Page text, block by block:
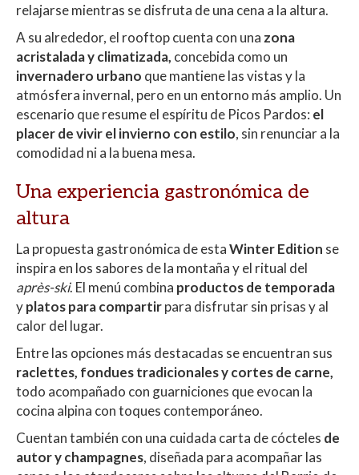
relajarse mientras se disfruta de una cena a la altura.
A su alrededor, el rooftop cuenta con una zona
acristalada y climatizada, concebida como un
invernadero urbano que mantiene las vistas y la
atmósfera invernal, pero en un entorno más amplio. Un
escenario que resume el espíritu de Picos Pardos: el
placer de vivir el invierno con estilo, sin renunciar a la
comodidad ni a la buena mesa.
Una experiencia gastronómica de
altura
La propuesta gastronómica de estaWinter Edition se
inspira en los sabores de la montaña y el ritual del
après-ski. El menú combina productos de temporada
yplatos para compartirpara disfrutar sin prisas y al
calor del lugar.
Entre las opciones más destacadas se encuentran sus
raclettes, fondues tradicionales y cortes de carne,
todo acompañado con guarniciones que evocan la
cocina alpina con toques contemporáneo.
Cuentan también con una cuidada carta de cócteles de
autor y champagnes, diseñada para acompañar las